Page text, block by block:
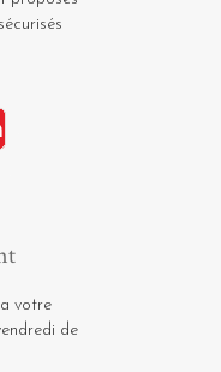
votre
de